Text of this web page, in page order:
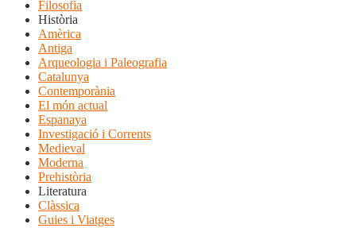
Filosofia
Història
Amèrica
Antiga
Arqueologia i Paleografia
Catalunya
Contemporània
El món actual
Espanaya
Investigació i Corrents
Medieval
Moderna
Prehistòria
Literatura
Clàssica
Guies i Viatges